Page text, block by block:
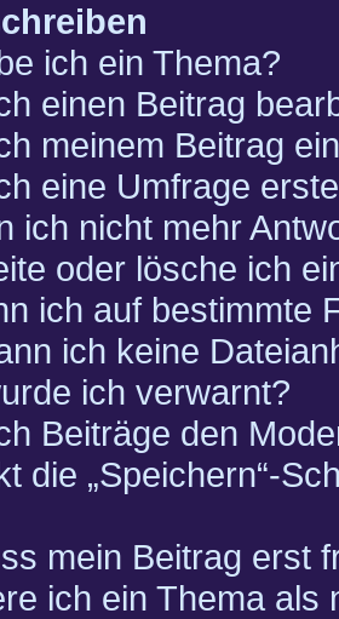
ich ein Thema?
einen Beitrag
meinem Beitrag
eine Umfrage
ich nicht mehr
oder lösche ich
ich auf bestimmte
ich keine
ich verwarnt?
Beiträge den
die „Speichern“-
mein Beitrag erst
ich ein Thema als